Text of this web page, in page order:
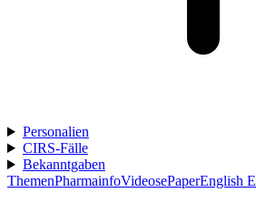
Personalien
CIRS-Fälle
Bekanntgaben
ThemenPharmainfoVideosePaperEnglish